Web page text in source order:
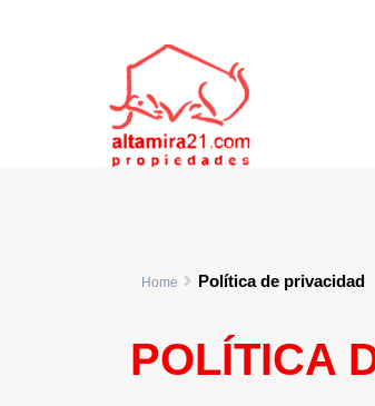
Home Política de privacidad
POLÍTICA